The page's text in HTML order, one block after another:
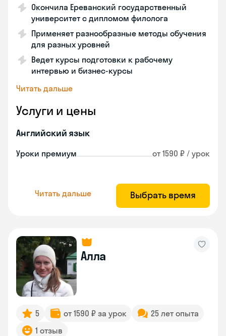
Окончила Ереванский государственный
университет с дипломом филолога
Применяет разнообразные методы обучения
для разных уровней
Ведет курсы подготовки к рабочему
интервью и бизнес-курсы
Читать дальше
Услуги и цены
Английский язык
Уроки премиум от 1590 ₽ / урок
Читать дальше Выбрать время
Алла
5 от 1590 ₽ за урок
25 лет опыта
1 отзыв